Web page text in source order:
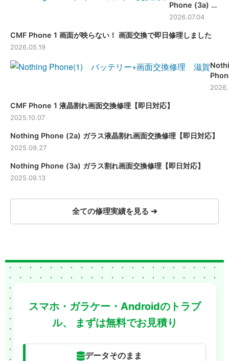
Phone (3a) バ
ッテリー交換
2026.07.04
CMF Phone 1 画面が映らない！ 画面交換で即日修理しました
2026.05.19
バッ
CMF Phone 1 液晶割れ画面交換修理【即日対応】
2025.10.07
Nothing Phone (2a) ガラス液晶割れ画面交換修理【即日対応】
2025.09.27
Nothing Phone (3a) ガラス割れ画面交換修理【即日対応】
2025.09.13
全ての修理実績を見る ➔
スマホ・ガラケー・Androidのトラブ
ル、
まずは無料でお見積り
データそのまま